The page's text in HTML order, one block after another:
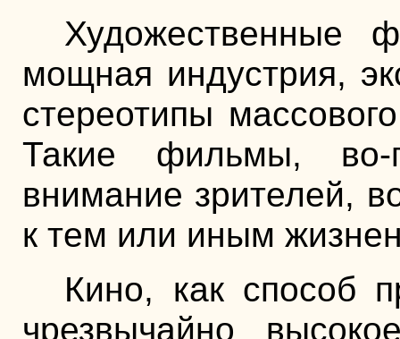
Художественные
мощная индустрия,
стереотипы
Такие фильмы, во-
внимание зрителей,
к тем или иным
Кино, как способ
чрезвычайно